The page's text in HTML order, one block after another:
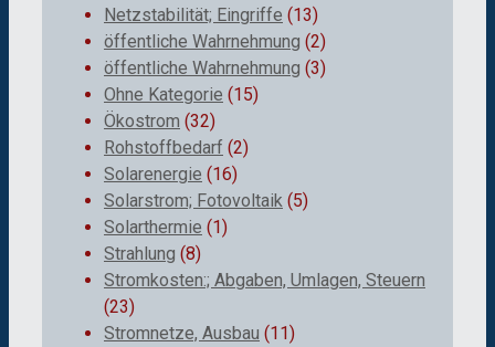
Netzstabilität; Eingriffe (13)
öffentliche Wahrnehmung (2)
öffentliche Wahrnehmung (3)
Ohne Kategorie (15)
Ökostrom (32)
Rohstoffbedarf (2)
Solarenergie (16)
Solarstrom; Fotovoltaik (5)
Solarthermie (1)
Strahlung (8)
Stromkosten:; Abgaben, Umlagen, Steuern
(23)
Stromnetze, Ausbau (11)